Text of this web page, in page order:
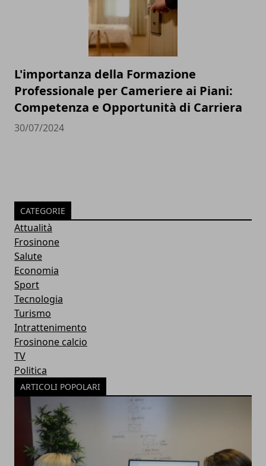
L'importanza della Formazione
Professionale per Cameriere ai Piani:
Competenza e Opportunità di Carriera
30/07/2024
CATEGORIE
Attualità
Frosinone
Salute
Economia
Sport
Tecnologia
Turismo
Intrattenimento
Frosinone calcio
TV
Politica
ARTICOLI POPOLARI